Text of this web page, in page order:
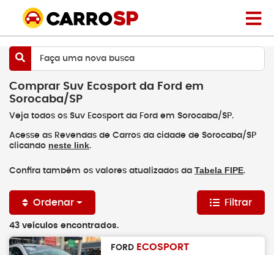
Faça uma nova busca
Comprar Suv Ecosport da Ford em
Sorocaba/SP
Veja todos os Suv Ecosport da Ford em Sorocaba/SP.
Acesse as Revendas de Carros da cidade de Sorocaba/SP
clicando neste link.
Confira também os valores atualizados da Tabela FIPE.
Ordenar Filtrar
43 veículos encontrados.
FORD ECOSPORT